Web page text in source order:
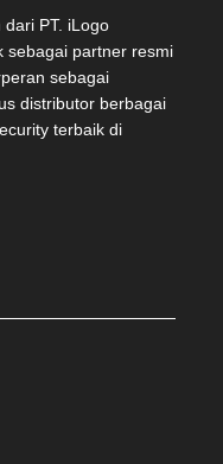
PT. iLogo
sebagai partner resmi
sebagai
distributor berbagai
terbaik di